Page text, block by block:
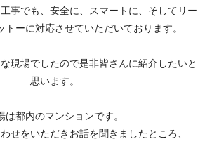
事でも、安全に、スマートに、そしてリー
トーに対応させていただいております。
現場でしたので是非皆さんに紹介したいと
思います。
は都内のマンションです。
せをいただきお話を聞きましたところ、